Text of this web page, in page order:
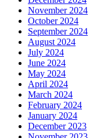
November 2024
October 2024
September 2024
August 2024
July 2024
June 2024
May 2024
April 2024
March 2024
February 2024
January 2024
December 2023